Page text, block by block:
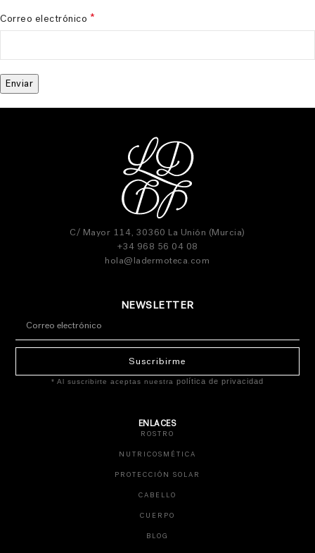
Correo electrónico *
C/ Mayor 114, 30360 La Unión (Murcia)
+34 968 56 04 08
hola@ladermoteca.com
NEWSLETTER
Suscribirme
* Al suscribirte aceptas nuestra política de privacidad
ENLACES
ROSTRO
NUTRICOSMÉTICA
PROTECCIÓN SOLAR
CABELLO
CUERPO
BLOG